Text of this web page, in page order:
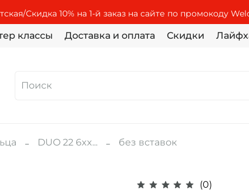
Скидка 10% на 1-й заказ на сайте по промокоду
классы Доставка и оплата Скидки
DUO 22 6xx... без вставок
(0)